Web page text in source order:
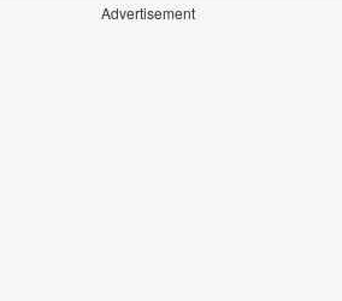
Advertisement